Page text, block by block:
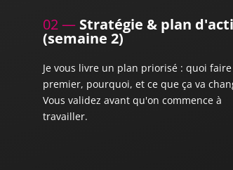
02 — Stratégie & plan
(semaine 2)
Je vous livre un plan priorisé : quoi
premier, pourquoi, et ce que ça va
Vous validez avant qu'on commence à
travailler.